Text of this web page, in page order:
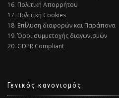
16. Πολιτική Απορρήτου
17. Πολιτική Cookies
18. Επίλυση διαφορών και Παράπονα
19. Όροι συμμετοχής διαγωνισμών
20. GDPR Compliant
Γενικός κανονισμός